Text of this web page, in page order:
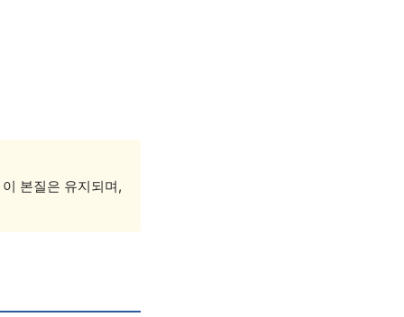
본질은 유지되며,